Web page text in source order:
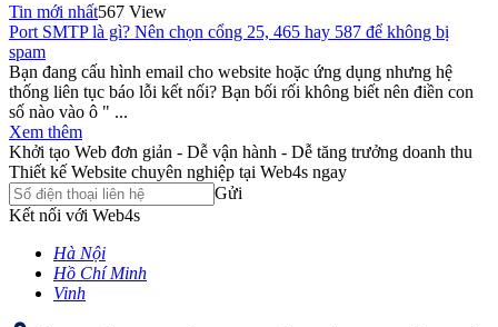
Tin mới nhất567 View
Port SMTP là gì? Nên chọn cổng 25, 465 hay 587 để không bị
spam
Bạn đang cấu hình email cho website hoặc ứng dụng nhưng hệ
thống liên tục báo lỗi kết nối? Bạn bối rối không biết nên điền con
số nào vào ô " ...
Xem thêm
Khởi tạo Web đơn giản - Dễ vận hành - Dễ tăng trưởng doanh thu
Thiết kế Website chuyên nghiệp tại Web4s ngay
Gửi
Kết nối với Web4s
Hà Nội
Hồ Chí Minh
Vinh